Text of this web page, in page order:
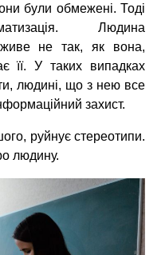
були обмежені. Тоді
Людина
не так, як вона,
її. У таких випадках
людині, що з нею все
захист.
руйнує стереотипи.
людину.